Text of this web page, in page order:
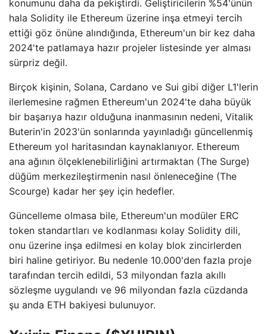
konumunu daha da pekiştirdi. Geliştiricilerin %54'ünün
hala Solidity ile Ethereum üzerine inşa etmeyi tercih
ettiği göz önüne alındığında, Ethereum'un bir kez daha
2024'te patlamaya hazır projeler listesinde yer alması
sürpriz değil.
Birçok kişinin, Solana, Cardano ve Sui gibi diğer L1'lerin
ilerlemesine rağmen Ethereum'un 2024'te daha büyük
bir başarıya hazır olduğuna inanmasının nedeni, Vitalik
Buterin'in 2023'ün sonlarında yayınladığı güncellenmiş
Ethereum yol haritasından kaynaklanıyor. Ethereum
ana ağının ölçeklenebilirliğini artırmaktan (The Surge)
düğüm merkezileştirmenin nasıl önleneceğine (The
Scourge) kadar her şey için hedefler.
Güncelleme olmasa bile, Ethereum'un modüler ERC
token standartları ve kodlanması kolay Solidity dili,
onu üzerine inşa edilmesi en kolay blok zincirlerden
biri haline getiriyor. Bu nedenle 10.000'den fazla proje
tarafından tercih edildi, 53 milyondan fazla akıllı
sözleşme uygulandı ve 96 milyondan fazla cüzdanda
şu anda ETH bakiyesi bulunuyor.